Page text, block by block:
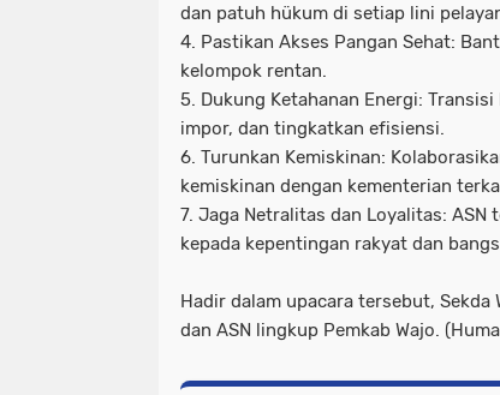
dan patuh hükum di setiap lini
4. Pastikan Akses Pangan Sehat:
kelompok rentan.
5. Dukung Ketahanan Energi:
impor, dan tingkatkan efisiensi.
6. Turunkan Kemiskinan:
kemiskinan dengan kementerian
7. Jaga Netralitas dan Loyalitas:
kepada kepentingan rakyat dan
Hadir dalam upacara tersebut, Sekda
dan ASN lingkup Pemkab Wajo.